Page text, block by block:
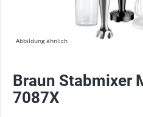
Abbildung ähnlich
Braun Stabmixer
7087X